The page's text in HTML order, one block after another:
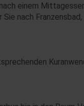
einem
nach